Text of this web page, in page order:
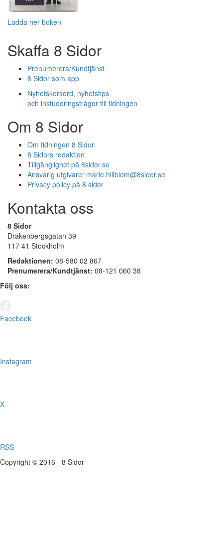
Ladda ner boken
Skaffa 8 Sidor
Prenumerera/Kundtjänst
8 Sidor som app
Nyhetskorsord, nyhetstips
och instuderingsfrågor till tidningen
Om 8 Sidor
Om tidningen 8 Sidor
8 Sidors redaktion
Tillgänglighet på 8sidor.se
Ansvarig utgivare: marie.hillblom@8sidor.se
Privacy policy på 8 sidor
Kontakta oss
8 Sidor
Drakenbergsgatan 39
117 41 Stockholm
Redaktionen: 08-580 02 867
Prenumerera/Kundtjänst: 08-121 060 38
Följ oss:
Facebook
Instagram
X
RSS
Copyright © 2016 - 8 Sidor